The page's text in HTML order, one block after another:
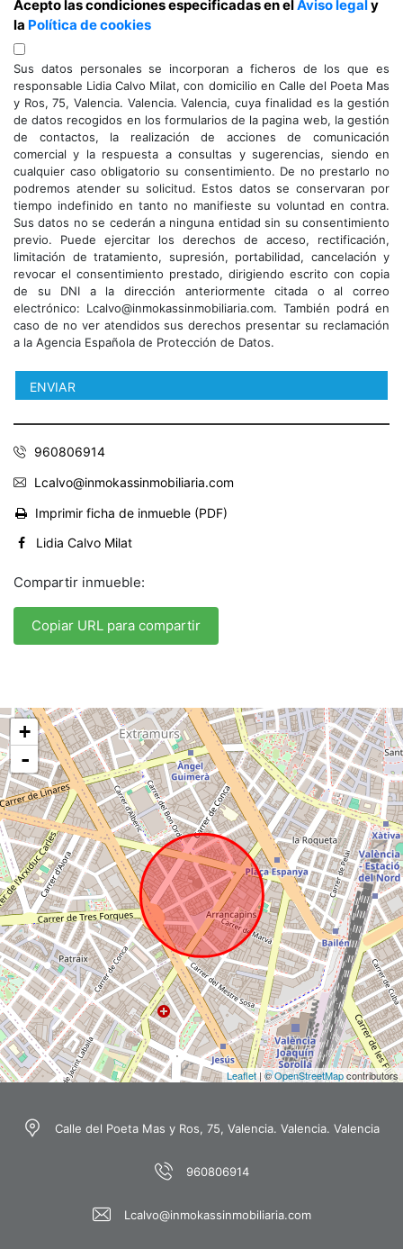
Acepto las condiciones especificadas en elAviso legaly
la Política de cookies
Sus datos personales se incorporan a ficheros de los que es
responsable Lidia Calvo Milat, con domicilio en Calle del Poeta Mas
y Ros, 75, Valencia. Valencia. Valencia, cuya finalidad es la gestión
de datos recogidos en los formularios de la pagina web, la gestión
de contactos, la realización de acciones de comunicación
comercial y la respuesta a consultas y sugerencias, siendo en
cualquier caso obligatorio su consentimiento. De no prestarlo no
podremos atender su solicitud. Estos datos se conservaran por
tiempo indefinido en tanto no manifieste su voluntad en contra.
Sus datos no se cederán a ninguna entidad sin su consentimiento
previo. Puede ejercitar los derechos de acceso, rectificación,
limitación de tratamiento, supresión, portabilidad, cancelación y
revocar el consentimiento prestado, dirigiendo escrito con copia
de su DNI a la dirección anteriormente citada o al correo
electrónico: Lcalvo@inmokassinmobiliaria.com. También podrá en
caso de no ver atendidos sus derechos presentar su reclamación
a la Agencia Española de Protección de Datos.
960806914
Lcalvo@inmokassinmobiliaria.com
Imprimir ficha de inmueble (PDF)
Lidia Calvo Milat
Compartir inmueble:
Copiar URL para compartir
+
-
Leaflet| ©OpenStreetMapcontributors
Calle del Poeta Mas y Ros, 75, Valencia. Valencia. Valencia
960806914
Lcalvo@inmokassinmobiliaria.com